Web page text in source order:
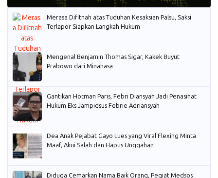
Merasa Difitnah atas Tuduhan Kesaksian Palsu, Saksi
Terlapor Siapkan Langkah Hukum
Mengenal Benjamin Thomas Sigar, Kakek Buyut
Prabowo dari Minahasa
Gantikan Hotman Paris, Febri Diansyah Jadi Penasihat
Hukum Eks Jampidsus Febrie Adriansyah
Dea Anak Pejabat Gayo Lues yang Viral Flexing Minta
Maaf, Akui Salah dan Hapus Unggahan
Diduga Cemarkan Nama Baik Orang, Pegiat Medsos